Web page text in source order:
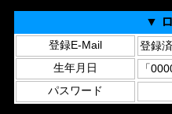
▼
登録E-Mail
生年月日
パスワード